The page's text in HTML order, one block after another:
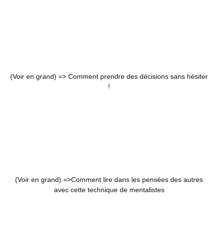
(Voir en grand) => Comment prendre des décisions sans hésiter
!
(Voir en grand) =>Comment lire dans les pensées des autres
avec cette technique de mentalistes